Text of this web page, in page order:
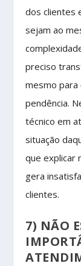
dos clientes
sejam ao
preciso
mesmo
pendência.
técnico em
situação
que explicar
gera
clientes.
7) NÃO